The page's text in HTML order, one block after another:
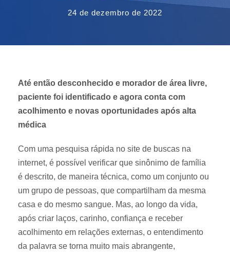
24 de dezembro de 2022
Até então desconhecido e morador de área livre,
paciente foi identificado e agora conta com
acolhimento e novas oportunidades após alta
médica
Com uma pesquisa rápida no site de buscas na
internet, é possível verificar que sinônimo de família
é descrito, de maneira técnica, como um conjunto ou
um grupo de pessoas, que compartilham da mesma
casa e do mesmo sangue. Mas, ao longo da vida,
após criar laços, carinho, confiança e receber
acolhimento em relações externas, o entendimento
da palavra se torna muito mais abrangente,